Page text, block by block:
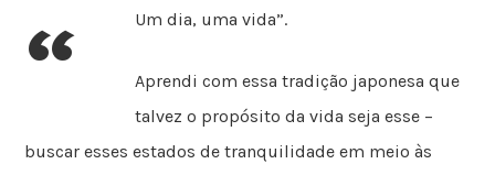
“ Um dia, uma vida”.
Aprendi com essa tradição japonesa que
talvez o propósito da vida seja esse –
buscar esses estados de tranquilidade em meio às